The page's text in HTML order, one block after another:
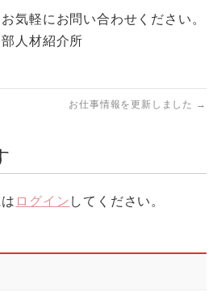
気軽にお問い合わせください。
人材紹介所
お仕事情報を更新しました →
ログイン してください。